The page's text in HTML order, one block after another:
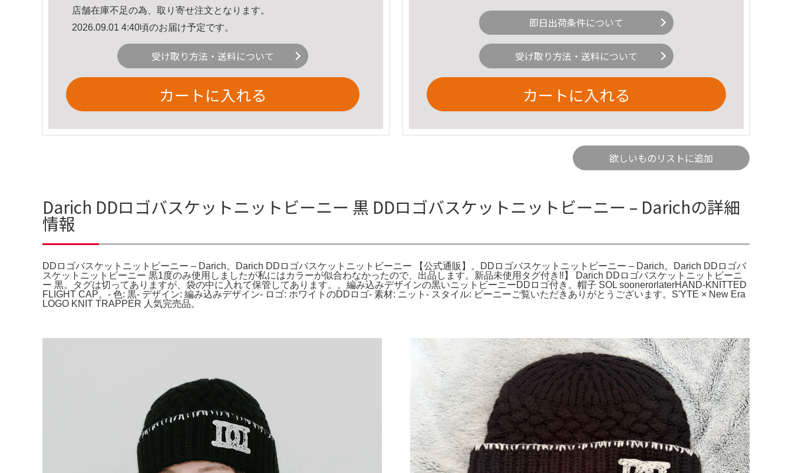
店舗在庫不足の為、取り寄せ注文となります。
2026.09.01 4:40頃のお届け予定です。
受け取り方法・送料について
カートに入れる
即日出荷条件について
受け取り方法・送料について
カートに入れる
欲しいものリストに追加
Darich DDロゴバスケットニットビーニー 黒 DDロゴバスケットニットビーニー – Darichの詳細
情報
DDロゴバスケットニットビーニー – Darich。Darich DDロゴバスケットニットビーニー 【公式通販】。DDロゴバスケットニットビーニー – Darich。Darich DDロゴバ
スケットニットビーニー 黒1度のみ使用しましたが私にはカラーが似合わなかったので、出品します。新品未使用タグ付き‼️】 Darich DDロゴバスケットニットビーニ
ー 黒。タグは切ってありますが、袋の中に入れて保管してあります。。編み込みデザインの黒いニットビーニーDDロゴ付き。帽子 SOL soonerorlaterHAND-KNITTED
FLIGHT CAP。- 色: 黒- デザイン: 編み込みデザイン- ロゴ: ホワイトのDDロゴ- 素材: ニット- スタイル: ビーニーご覧いただきありがとうございます。S'YTE × New Era
LOGO KNIT TRAPPER 人気完売品。